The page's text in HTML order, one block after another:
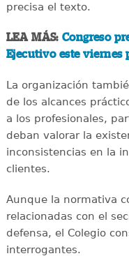
precisa el texto.
LEA MÁS: Congreso
Ejecutivo este viernes
La organización
de los alcances
a los profesionales,
deban valorar la
inconsistencias en la
clientes.
Aunque la normativa
relacionadas con el
defensa, el Colegio
interrogantes.